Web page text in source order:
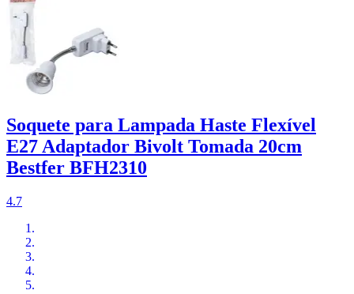
Soquete para Lampada Haste Flexível
E27 Adaptador Bivolt Tomada 20cm
Bestfer BFH2310
4.7